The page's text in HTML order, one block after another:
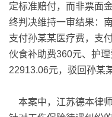
定标准赔付，而非票面
终判决维持一审结果：
支付孙某某医疗费，支
伙食补助费360元、护
22913.06元，驳回孙某
本案中，江苏德本律